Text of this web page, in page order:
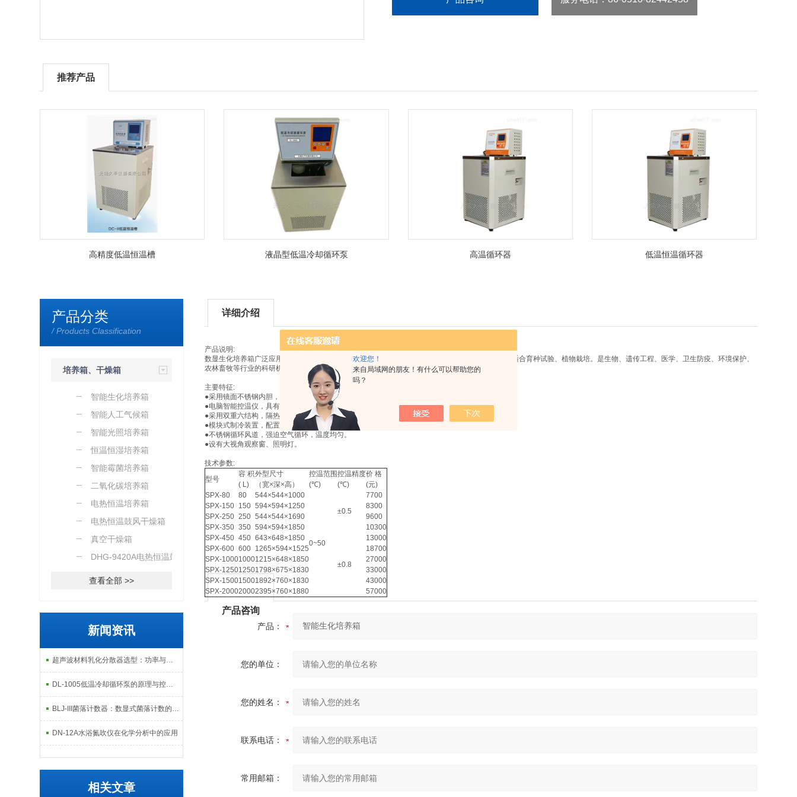
欢迎您！
来自局域网的朋友！有什么可以帮助您的
吗？
推荐产品
高精度低温恒温槽 液晶型低温冷却循环泵 高温循环器 低温恒温循环器
产品分类
/ Products Classification
培养箱、干燥箱
智能生化培养箱
智能人工气候箱
智能光照培养箱
恒温恒湿培养箱
智能霉菌培养箱
二氧化碳培养箱
电热恒温培养箱
电热恒温鼓风干燥箱
真空干燥箱
DHG-9420A电热恒温鼓风
干燥箱
查看全部 >>
新闻资讯
超声波材料乳化分散器选型：功率与频率匹配指南
DL-1005低温冷却循环泵的原理与控温应用解析
BLJ-III菌落计数器：数显式菌落计数的精准检测工具
DN-12A水浴氮吹仪在化学分析中的应用
相关文章
详细介绍
产品说明:
数显生化培养箱广泛应用于细菌、霉菌、微生物、组织细胞的培养保存以及水质分析与BOD测试，适合育种试验、植物栽培。是生物、遗传工程、医学、卫生防疫、环境保护、
农林畜牧等行业的科研机构、大专院校、生产单位或部门实验室的重要试验设备。
主要特征:
●采用镜面不锈钢内胆，四角半圆弧易清洁，箱内搁板间可调。
●电脑智能控温仪，具有设定、测定温度双数字显示和PID自整功能，控温、可靠。
●采用双重六结构，隔热性能好。采用全钢化玻璃门，便于观察箱内情况。
●模块式制冷装置，配置延时启动，高、低压力多重保护。
●不锈钢循环风道，强迫空气循环，温度均匀。
●设有大视角观察窗、照明灯。
技术参数:
型号
容 积
( L)
外型尺寸
（宽×深×高）
控温范围
(℃)
控温精度
(℃)
价 格
(元)
SPX-80
80 544×544×1000
0~50
±0.5
7700
SPX-150 150 594×594×1250
8300
SPX-250 250 544×544×1690
9600
SPX-350 350 594×594×1850
10300
SPX-450 450 643×648×1850
±0.8
13000
SPX-600 600 1265×594×1525
18700
SPX-100010001215×648×1850
27000
SPX-125012501798×675×1830
33000
SPX-150015001892×760×1830
43000
SPX-200020002395×760×1880 57000
产品咨询
产品：
您的单位：
您的姓名：
联系电话：
常用邮箱：